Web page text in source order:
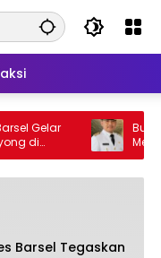
Bupati Barsel
Membakar Hutan
Barito Selatan
Barsel Tegaskan